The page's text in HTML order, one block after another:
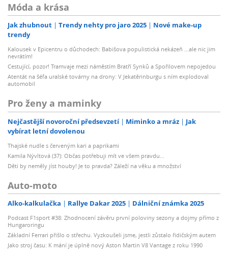
Móda a krása
Jak zhubnout Trendy nehty pro jaro 2025
Nové make-up
trendy
Kalousek v Epicentru o důchodech: Babišova populistická nekázeň …ale nic jim
nevrátím!
Cestující, pozor! Tramvaje mezi náměstím Bratří Synků a Spořilovem nepojedou
Atentát na šéfa uralské továrny na drony: V Jekatěrinburgu s ním explodoval
automobil
Pro ženy a maminky
Nejčastější novoroční předsevzetí Miminko a mráz
Jak
vybírat letní dovolenou
Thajské nudle s červeným kari a paprikami
Kamila Nývltová (37): Občas potřebuji mít ve všem pravdu...
Děti by neměly jíst houby! Je to pravda? Záleží na věku a množství
Auto-moto
Alko-kalkulačka Rallye Dakar 2025 Dálniční známka 2025
Podcast F1sport #38: Zhodnocení závěru první poloviny sezony a dojmy přímo z
Hungaroringu
Základní Ferrari přišlo o střechu. Vyzkoušeli jsme, jestli zůstalo řidičským autem
Jako stroj času: K mání je úplně nový Aston Martin V8 Vantage z roku 1990